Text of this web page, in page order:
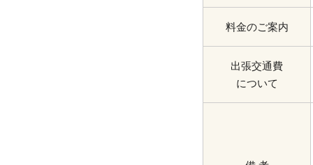
料金のご案内
出張交通費
について